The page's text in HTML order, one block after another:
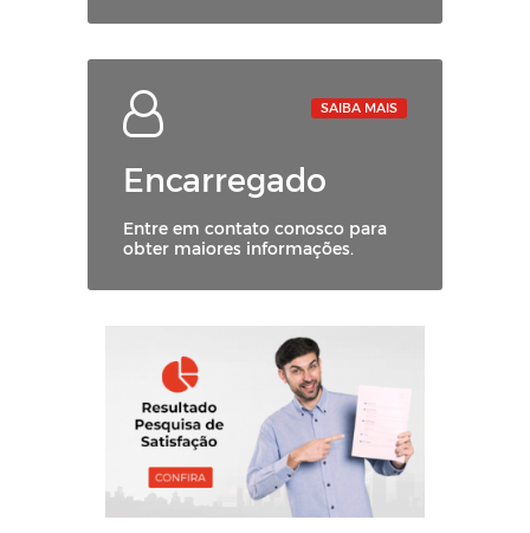
Encarregado
Entre em contato conosco para
obter maiores informações.
SAIBA MAIS